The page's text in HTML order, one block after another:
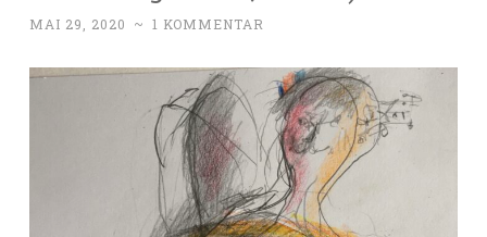
MAI 29, 2020 ~ 1 KOMMENTAR